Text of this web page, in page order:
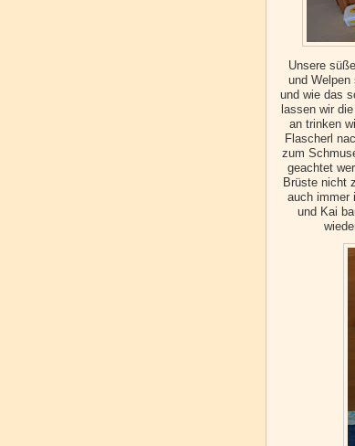
Unsere
und
und wie das
lassen wir
an trinken
Flascherl
zum
geachtet
Brüste nicht
auch immer
und Kai